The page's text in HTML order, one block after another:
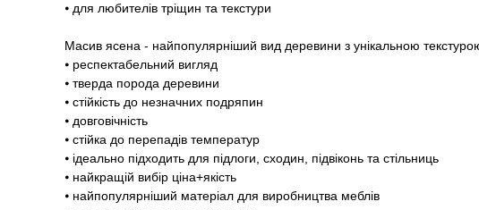
⦁ для любителів тріщин та текстури
Масив ясена - найпопулярніший вид деревини з унікальною
⦁ респектабельний вигляд
⦁ тверда порода деревини
⦁ стійкість до незначних подряпин
⦁ довговічність
⦁ стійка до перепадів температур
⦁ ідеально підходить для підлоги, сходин, підвіконь та стільниць
⦁ найкращій вибір ціна+якість
⦁ найпопулярніший матеріал для виробництва меблів